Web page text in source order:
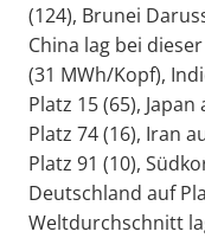
(124), Brunei
China lag bei
(31 MWh/Kopf),
Platz 15 (65),
Platz 74 (16), Iran
Platz 91 (10),
Deutschland auf
Weltdurchschnitt